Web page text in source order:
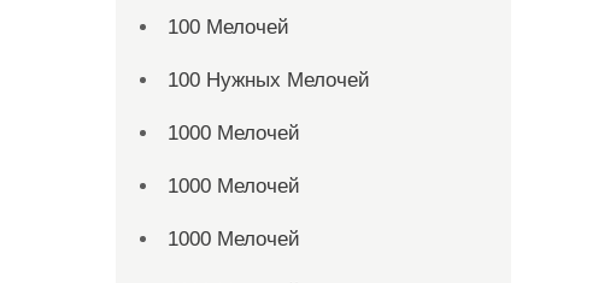
100 Мелочей
100 Нужных Мелочей
1000 Мелочей
1000 Мелочей
1000 Мелочей